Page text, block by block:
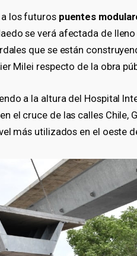
los futuros puentes
se verá afectada de
que se están
Milei respecto de la obra
a la altura del Hospital
el cruce de las calles Chile,
más utilizados en el oeste